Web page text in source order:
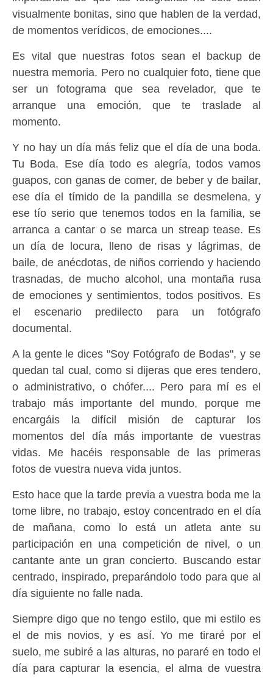
visualmente bonitas, sino que hablen de la verdad,
de momentos verídicos, de emociones....
Es vital que nuestras fotos sean el backup de
nuestra memoria. Pero no cualquier foto, tiene que
ser un fotograma que sea revelador, que te
arranque una emoción, que te traslade al
momento.
Y no hay un día más feliz que el día de una boda.
Tu Boda. Ese día todo es alegría, todos vamos
guapos, con ganas de comer, de beber y de bailar,
ese día el tímido de la pandilla se desmelena, y
ese tío serio que tenemos todos en la familia, se
arranca a cantar o se marca un streap tease. Es
un día de locura, lleno de risas y lágrimas, de
baile, de anécdotas, de niños corriendo y haciendo
trasnadas, de mucho alcohol, una montaña rusa
de emociones y sentimientos, todos positivos. Es
el escenario predilecto para un fotógrafo
documental.
A la gente le dices "Soy Fotógrafo de Bodas", y se
quedan tal cual, como si dijeras que eres tendero,
o administrativo, o chófer.... Pero para mí es el
trabajo más importante del mundo, porque me
encargáis la difícil misión de capturar los
momentos del día más importante de vuestras
vidas. Me hacéis responsable de las primeras
fotos de vuestra nueva vida juntos.
Esto hace que la tarde previa a vuestra boda me la
tome libre, no trabajo, estoy concentrado en el día
de mañana, como lo está un atleta ante su
participación en una competición de nivel, o un
cantante ante un gran concierto. Buscando estar
centrado, inspirado, preparándolo todo para que al
día siguiente no falle nada.
Siempre digo que no tengo estilo, que mi estilo es
el de mis novios, y es así. Yo me tiraré por el
suelo, me subiré a las alturas, no pararé en todo el
día para capturar la esencia, el alma de vuestra